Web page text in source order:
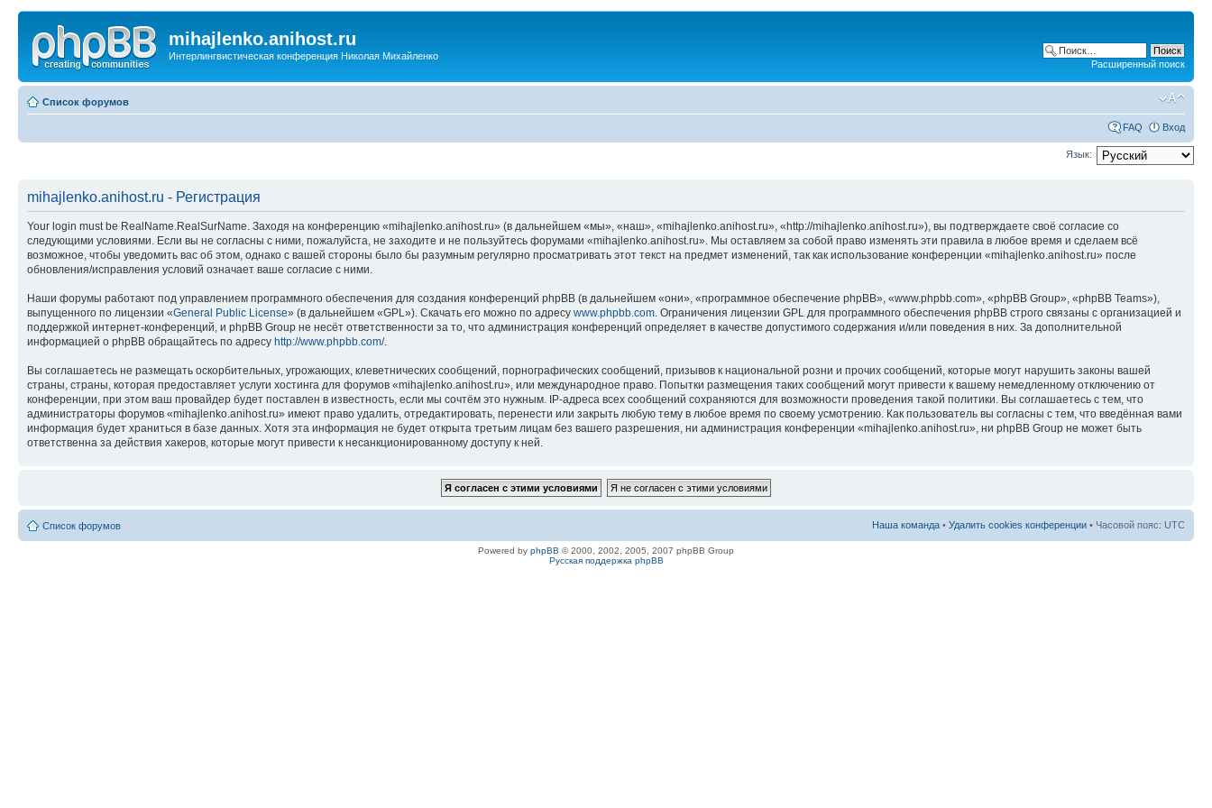
mihajlenko.anihost.ru
Интерлингвистическая конференция Николая Михайленко
Расширенный поиск
Список форумов
FAQ Вход
Язык:
mihajlenko.anihost.ru - Регистрация
Your login must be RealName.RealSurName. Заходя на конференцию «mihajlenko.anihost.ru» (в дальнейшем «мы», «наш», «mihajlenko.anihost.ru», «http://mihajlenko.anihost.ru»), вы подтверждаете своё согласие со
следующими условиями. Если вы не согласны с ними, пожалуйста, не заходите и не пользуйтесь форумами «mihajlenko.anihost.ru». Мы оставляем за собой право изменять эти правила в любое время и сделаем всё
возможное, чтобы уведомить вас об этом, однако с вашей стороны было бы разумным регулярно просматривать этот текст на предмет изменений, так как использование конференции «mihajlenko.anihost.ru» после
обновления/исправления условий означает ваше согласие с ними.
Наши форумы работают под управлением программного обеспечения для создания конференций phpBB (в дальнейшем «они», «программное обеспечение phpBB», «www.phpbb.com», «phpBB Group», «phpBB Teams»),
выпущенного по лицензии «General Public License» (в дальнейшем «GPL»). Скачать его можно по адресу www.phpbb.com. Ограничения лицензии GPL для программного обеспечения phpBB строго связаны с организацией и
поддержкой интернет-конференций, и phpBB Group не несёт ответственности за то, что администрация конференций определяет в качестве допустимого содержания и/или поведения в них. За дополнительной
информацией о phpBB обращайтесь по адресу http://www.phpbb.com/.
Вы соглашаетесь не размещать оскорбительных, угрожающих, клеветнических сообщений, порнографических сообщений, призывов к национальной розни и прочих сообщений, которые могут нарушить законы вашей
страны, страны, которая предоставляет услуги хостинга для форумов «mihajlenko.anihost.ru», или международное право. Попытки размещения таких сообщений могут привести к вашему немедленному отключению от
конференции, при этом ваш провайдер будет поставлен в известность, если мы сочтём это нужным. IP-адреса всех сообщений сохраняются для возможности проведения такой политики. Вы соглашаетесь с тем, что
администраторы форумов «mihajlenko.anihost.ru» имеют право удалить, отредактировать, перенести или закрыть любую тему в любое время по своему усмотрению. Как пользователь вы согласны с тем, что введённая вами
информация будет храниться в базе данных. Хотя эта информация не будет открыта третьим лицам без вашего разрешения, ни администрация конференции «mihajlenko.anihost.ru», ни phpBB Group не может быть
ответственна за действия хакеров, которые могут привести к несанкционированному доступу к ней.
Список форумов Наша команда • Удалить cookies конференции • Часовой пояс: UTC
Powered by phpBB © 2000, 2002, 2005, 2007 phpBB Group
Русская поддержка phpBB